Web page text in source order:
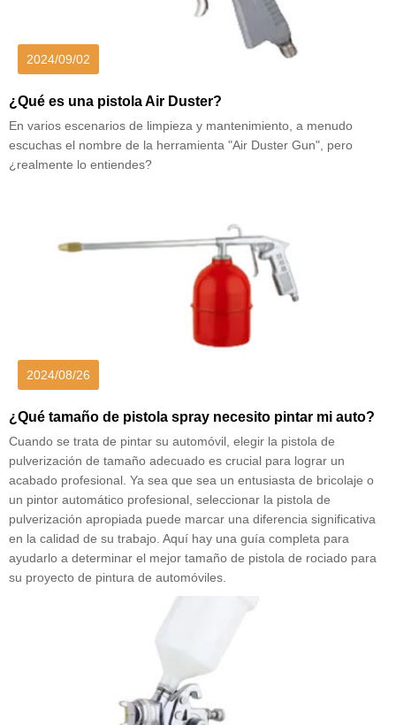
2024/09/02
¿Qué es una pistola Air Duster?
En varios escenarios de limpieza y mantenimiento, a menudo
escuchas el nombre de la herramienta "Air Duster Gun", pero
¿realmente lo entiendes?
2024/08/26
¿Qué tamaño de pistola spray necesito pintar mi auto?
Cuando se trata de pintar su automóvil, elegir la pistola de
pulverización de tamaño adecuado es crucial para lograr un
acabado profesional. Ya sea que sea un entusiasta de bricolaje o
un pintor automático profesional, seleccionar la pistola de
pulverización apropiada puede marcar una diferencia significativa
en la calidad de su trabajo. Aquí hay una guía completa para
ayudarlo a determinar el mejor tamaño de pistola de rociado para
su proyecto de pintura de automóviles.